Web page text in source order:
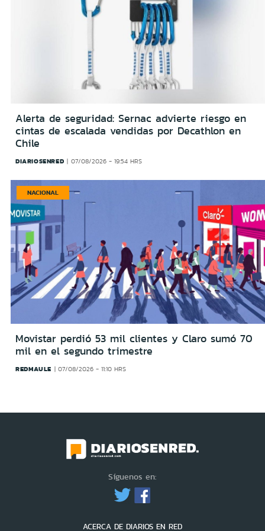
Alerta de seguridad: Sernac advierte riesgo en
cintas de escalada vendidas por Decathlon en
Chile
DIARIOSENRED 07/08/2026 - 19:54 HRS
NACIONAL
Movistar perdió 53 mil clientes y Claro sumó 70
mil en el segundo trimestre
REDMAULE 07/08/2026 - 11:10 HRS
Síguenos en:
ACERCA DE DIARIOS EN RED